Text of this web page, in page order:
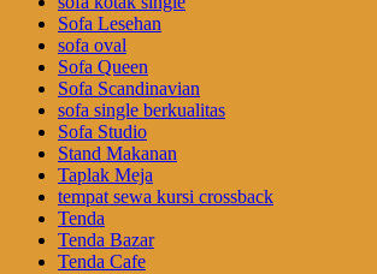
Sofa Lesehan
sofa oval
Sofa Queen
Sofa Scandinavian
sofa single berkualitas
Sofa Studio
Stand Makanan
Taplak Meja
tempat sewa kursi crossback
Tenda
Tenda Bazar
Tenda Cafe